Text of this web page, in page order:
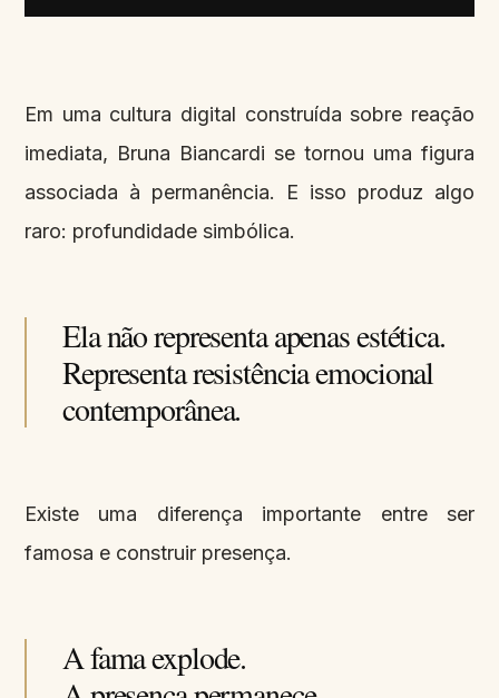
Em uma cultura digital construída sobre reação
imediata, Bruna Biancardi se tornou uma figura
associada à permanência. E isso produz algo
raro: profundidade simbólica.
Ela não representa apenas estética.
Representa resistência emocional
contemporânea.
Existe uma diferença importante entre ser
famosa e construir presença.
A fama explode.